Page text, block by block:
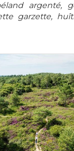
argenté,
garzette,